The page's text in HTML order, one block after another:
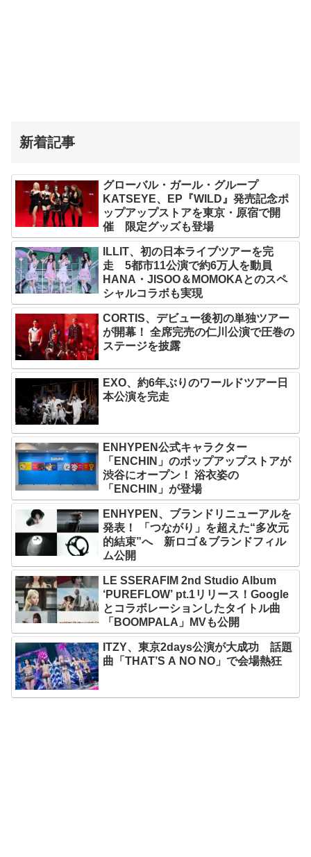
新着記事
グローバル・ガール・グループ
KATSEYE、EP『WILD』発売記念ポ
ップアップストアを東京・原宿で開
催 限定グッズも登場
ILLIT、初の日本ライブツアーを完
走 5都市11公演で約6万人を動員
HANA・JISOO＆MOMOKAとのスペ
シャルコラボも実現
CORTIS、デビュー後初の単独ツアー
が開幕！ 全席完売の仁川公演で圧巻の
ステージを披露
EXO、約6年ぶりのワールドツアー日
本公演を完走
ENHYPEN公式キャラクター
「ENCHIN」のポップアップストアが
渋谷にオープン！ 浴衣姿の
「ENCHIN」が登場
ENHYPEN、ブランドリニューアルを
発表！ 「つながり」を超えた“多次元
的結束”へ 新ロゴ＆ブランドフィル
ム公開
LE SSERAFIM 2nd Studio Album
‘PUREFLOW’ pt.1リリース！Google
とコラボレーションしたタイトル曲
「BOOMPALA」MVも公開
ITZY、東京2days公演が大成功 話題
曲「THAT’S A NO NO」で会場熱狂